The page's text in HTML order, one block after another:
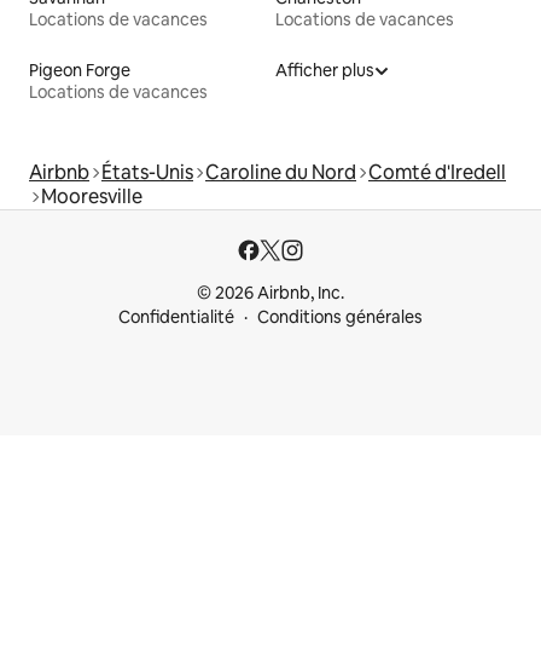
Locations de vacances
Locations de vacances
Pigeon Forge
Locations de vacances
Afficher plus
Airbnb États-Unis Caroline du Nord Comté d'Iredell
Mooresville
© 2026 Airbnb, Inc.
Confidentialité
Conditions générales